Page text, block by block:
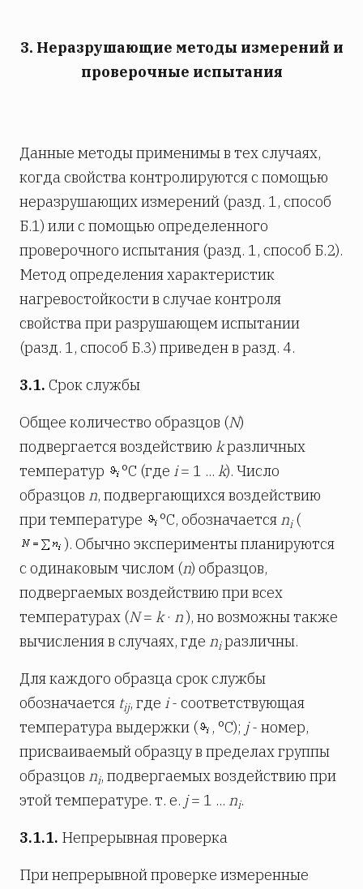
3. Неразрушающие методы измерений и
проверочные испытания
Данные методы применимы в тех случаях,
когда свойства контролируются с помощью
неразрушающих измерений (разд. 1, способ
Б.1) или с помощью определенного
проверочного испытания (разд. 1, способ Б.2).
Метод определения характеристик
нагревостойкости в случае контроля
свойства при разрушающем испытании
(разд. 1, способ Б.3) приведен в разд. 4.
3.1. Срок службы
Общее количество образцов (N)
подвергается воздействию kразличных
температур
°С (где i= 1 ... k). Число
образцов n, подвергающихся воздействию
при температуре
°С, обозначается ni(
). Обычно эксперименты планируются
с одинаковым числом (n) образцов,
подвергаемых воздействию при всех
температурах (N= k· n), но возможны также
вычисления в случаях, где niразличны.
Для каждого образца срок службы
обозначается tij, где i- соответствующая
температура выдержки (
, °C); j- номер,
присваиваемый образцу в пределах группы
образцов ni, подвергаемых воздействию при
этой температуре. т. е. j= 1 ... ni.
3.1.1. Непрерывная проверка
При непрерывной проверке измеренные